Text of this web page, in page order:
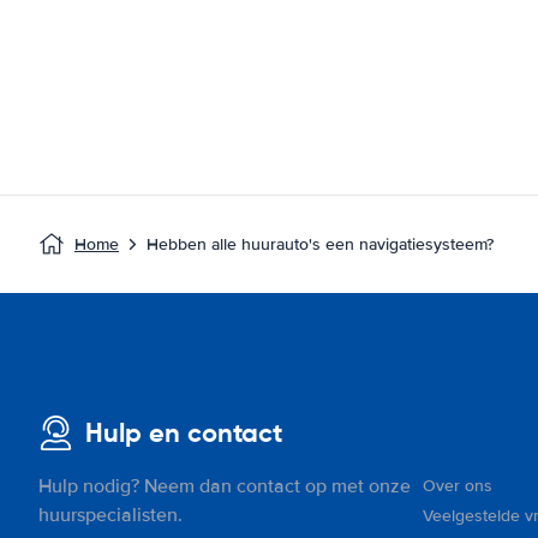
Home Hebben alle huurauto's een navigatiesysteem?
Hulp en contact
Hulp nodig? Neem dan contact op met onze
huurspecialisten.
Over ons
Veelgestelde